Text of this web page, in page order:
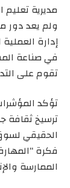
مديرية
ولم يعد دور
إدارة
في صناعة
تقوم على
تؤكد
ترسيخ ثقافة
الحقيقي
فكرة
الممارسة